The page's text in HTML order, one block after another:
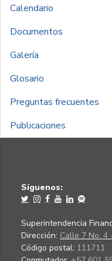
Calendario
Documentos
Galería
Glosario
Preguntas frecuentes
Publicaciones
Síguenos:
Superintendencia
Dirección: Calle 7 No. 4
Código postal: 111711